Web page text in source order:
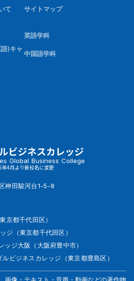
て
サイトマップ
英語学科
)キャ
中国語学科
Global Business College
4月より新校名に変更
神田駿河台1-5-8
京都千代田区）
ジ（東京都千代田区）
ジ大阪（大阪府豊中市）
ビジネスカレッジ（東京都豊島区）